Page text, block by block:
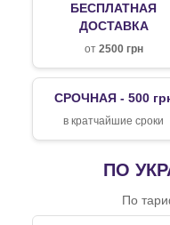
БЕСПЛАТНАЯ
ДОСТАВКА
от 2500 грн
СРОЧНАЯ - 500
в кратчайшие сроки
ПО
По